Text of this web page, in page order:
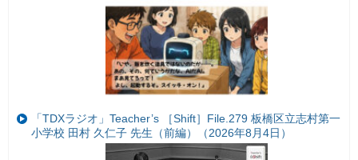
「TDXラジオ」Teacher’s ［Shift］File.279 板橋区立志村第一
小学校 田村 久仁子 先生（前編）（2026年8月4日）